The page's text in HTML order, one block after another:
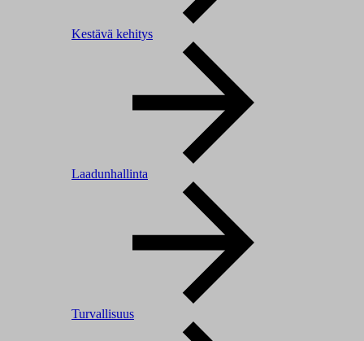
Kestävä kehitys
Laadunhallinta
Turvallisuus